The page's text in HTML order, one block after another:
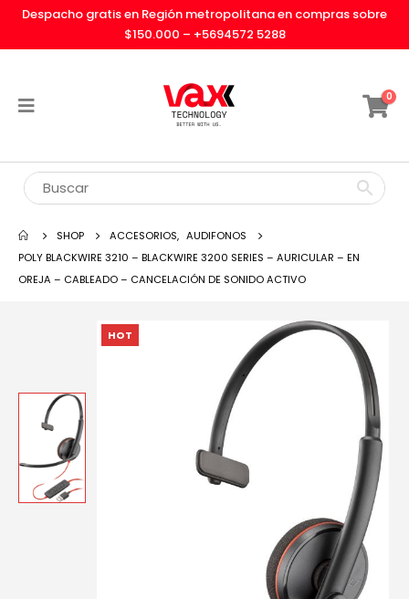
Despacho gratis en Región metropolitana en compras sobre
$150.000 – +5694572 5288
0
SHOP ACCESORIOS, AUDIFONOS
POLY BLACKWIRE 3210 – BLACKWIRE 3200 SERIES – AURICULAR – EN
OREJA – CABLEADO – CANCELACIÓN DE SONIDO ACTIVO
HOT